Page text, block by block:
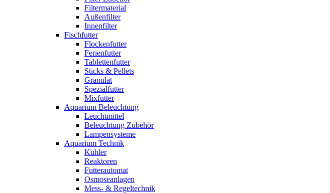
Filtermaterial
Außenfilter
Innenfilter
Fischfutter
Flockenfutter
Ferienfutter
Tablettenfutter
Sticks & Pellets
Granulat
Spezialfutter
Mixfutter
Aquarium Beleuchtung
Leuchtmittel
Beleuchtung Zubehör
Lampensysteme
Aquarium Technik
Kühler
Reaktoren
Futterautomat
Osmoseanlagen
Mess- & Regeltechnik